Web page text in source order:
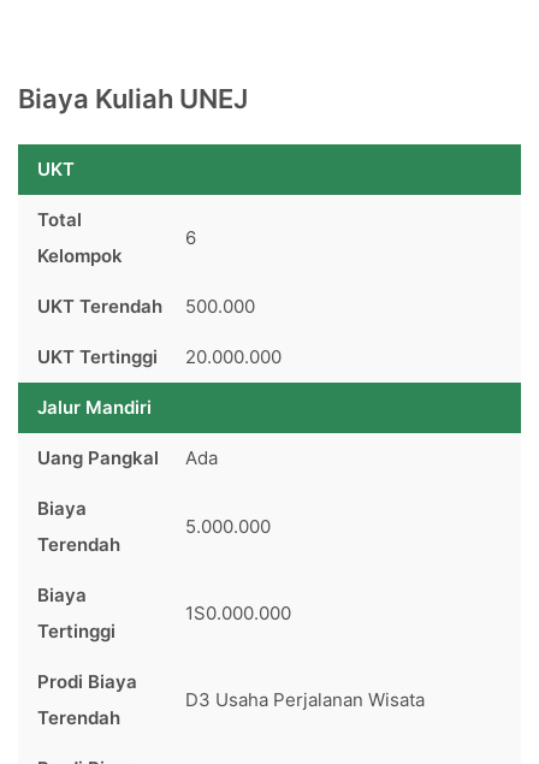
Biaya Kuliah UNEJ
UKT
Total
Kelompok
6
UKT Terendah 500.000
UKT Tertinggi 20.000.000
Jalur Mandiri
Uang Pangkal Ada
Biaya
Terendah
5.000.000
Biaya
Tertinggi
1S0.000.000
Prodi Biaya
Terendah
D3 Usaha Perjalanan Wisata